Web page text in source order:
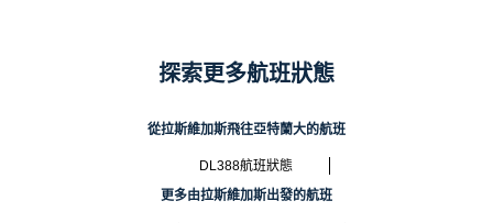
探索更多航班狀態
從拉斯維加斯飛往亞特蘭大的航班
DL388航班狀態
更多由拉斯維加斯出發的航班